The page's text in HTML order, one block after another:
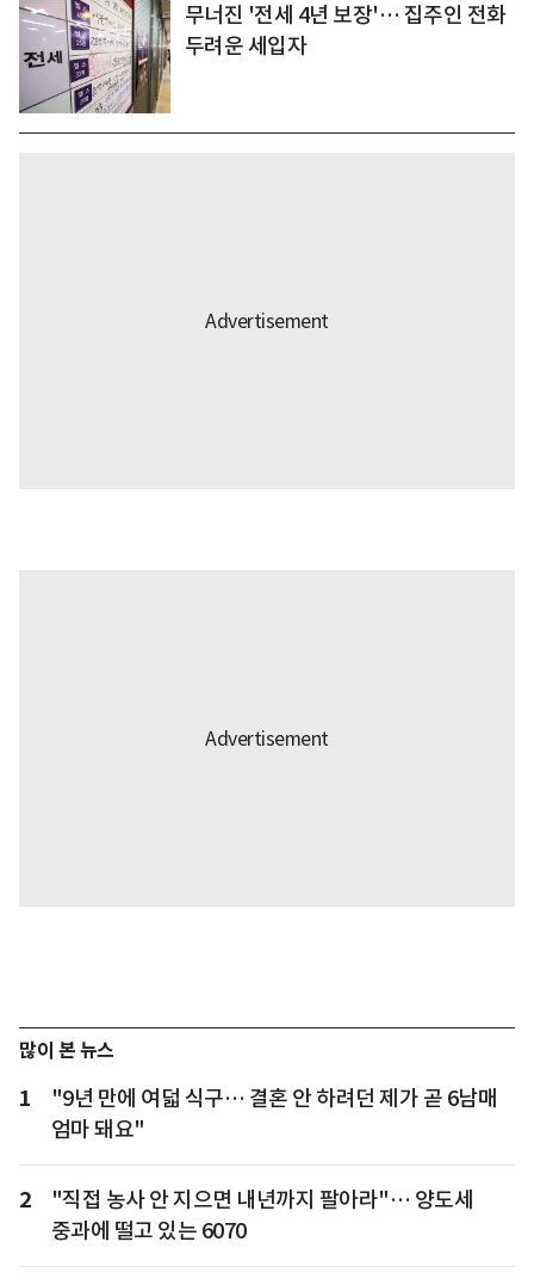
무너진 '전세 4년 보장'… 집주인 전화
두려운 세입자
많이 본 뉴스
1
"9년 만에 여덟 식구… 결혼 안 하려던 제가 곧 6남매
엄마 돼요"
2
"직접 농사 안 지으면 내년까지 팔아라"… 양도세
중과에 떨고 있는 6070